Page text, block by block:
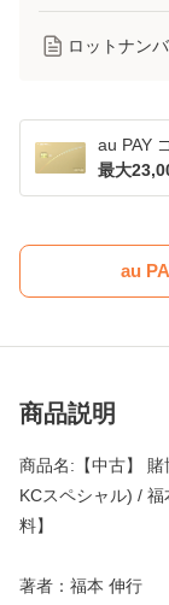
ロットナンバ
au PAY
最大
au
商品説明
商品名:【中古】
KCスペシャル) /
料】
著者：福本 伸行